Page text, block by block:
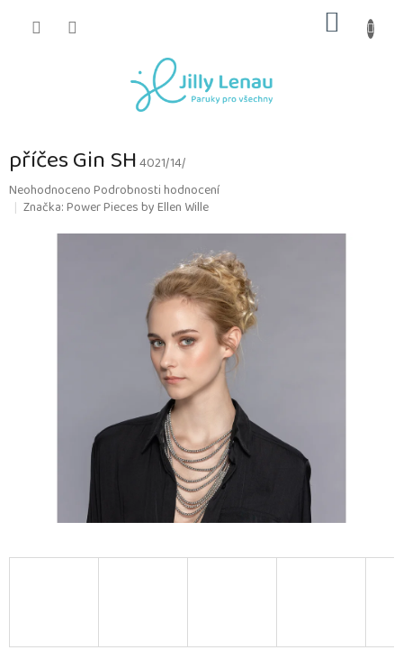
KOŠÍK
příčes Gin SH4021/14/
Průměrné
hodnocení
NeohodnocenoPodrobnosti hodnocení
Značka:Power Pieces by Ellen Wille